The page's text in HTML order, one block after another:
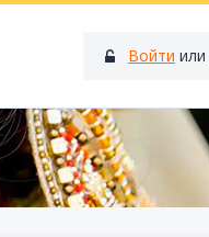
Войти или